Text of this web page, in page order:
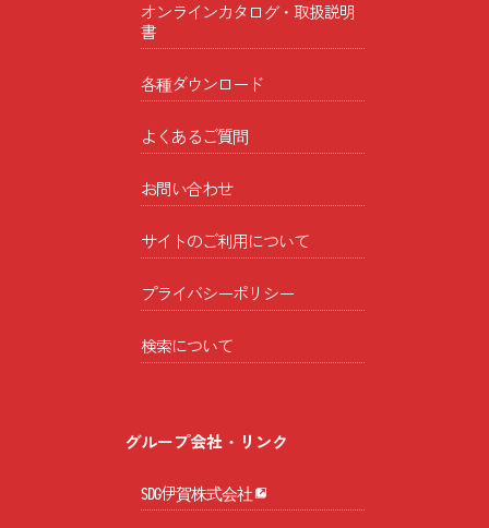
オンラインカタログ・取扱説明
書
各種ダウンロード
よくあるご質問
お問い合わせ
サイトのご利用について
プライバシーポリシー
検索について
グループ会社・リンク
SDG伊賀株式会社